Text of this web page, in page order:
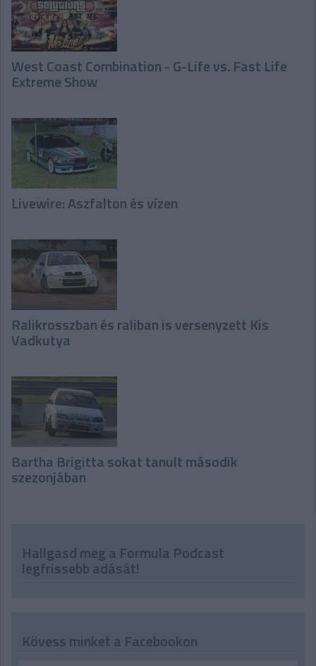
West Coast Combination - G-Life vs. Fast Life
Extreme Show
Livewire: Aszfalton és vízen
Ralikrosszban és raliban is versenyzett Kis
Vadkutya
Bartha Brigitta sokat tanult második
szezonjában
Hallgasd meg a Formula Podcast
legfrissebb adását!
Kövess minket a Facebookon